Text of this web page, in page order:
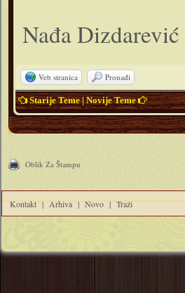
Nađa Dizdarević
Veb stranica Pronađi
Starije Teme|Novije Teme
Oblik Za Štampu
Kontakt | Arhiva | Novo | Traži